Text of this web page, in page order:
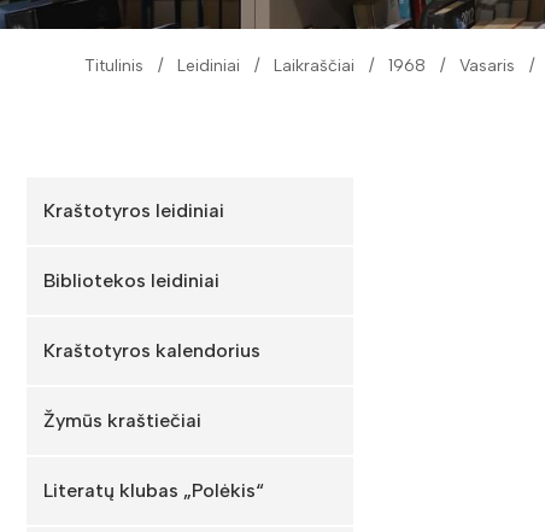
Titulinis Leidiniai Laikraščiai 1968 Vasaris
Kraštotyros leidiniai
Bibliotekos leidiniai
Kraštotyros kalendorius
Žymūs kraštiečiai
Literatų klubas „Polėkis“